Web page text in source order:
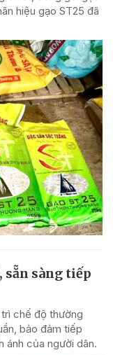
hiệu gạo ST25 đã
sẵn sàng tiếp
chế độ thường
bảo đảm tiếp
ánh của người dân.